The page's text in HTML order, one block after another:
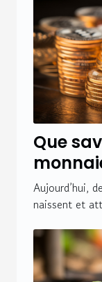
Que
Aujourd’hui,
naissent et